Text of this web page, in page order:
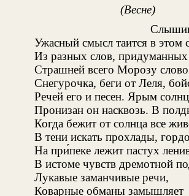
(Весне)
Ужасный смысл таится в этом
Из разных слов,
Страшней всего Морозу
Снегурочка, беги от Леля,
Речей его и песен. Ярым
Пронизан он насквозь. В
Когда бежит от солнца все
В тени искать прохлады,
На при́пеке лежит пастух
В истоме чувств дремотной
Лукавые заманчивые речи,
Коварные обманы замышляет